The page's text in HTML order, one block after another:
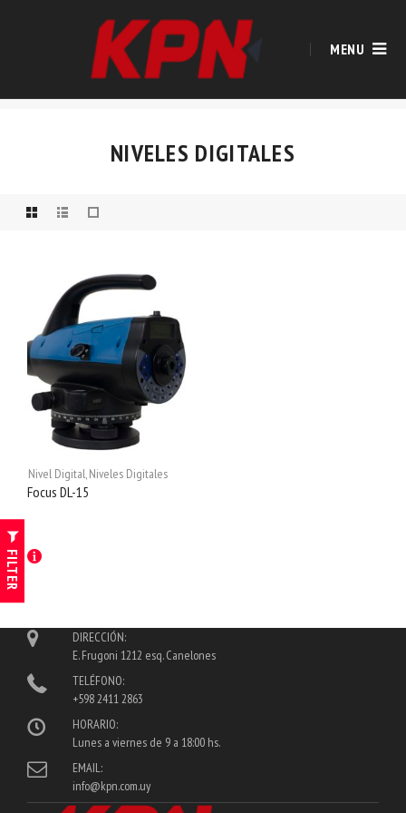
MENU
NIVELES DIGITALES
Nivel Digital,Niveles Digitales
Focus DL-15
FILTER
DIRECCIÓN:
E. Frugoni 1212 esq. Canelones
TELÉFONO:
+598 2411 2863
HORARIO:
Lunes a viernes de 9 a 18:00 hs.
EMAIL:
info@kpn.com.uy